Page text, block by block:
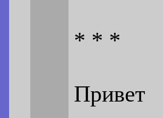
* * *
Привет